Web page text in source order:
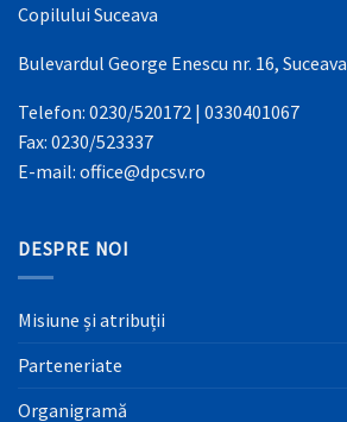
Copilului Suceava
Bulevardul George Enescu nr. 16, Suceava
Telefon: 0230/520172 | 0330401067
Fax: 0230/523337
E-mail: office@dpcsv.ro
DESPRE NOI
Misiune și atribuții
Parteneriate
Organigramă